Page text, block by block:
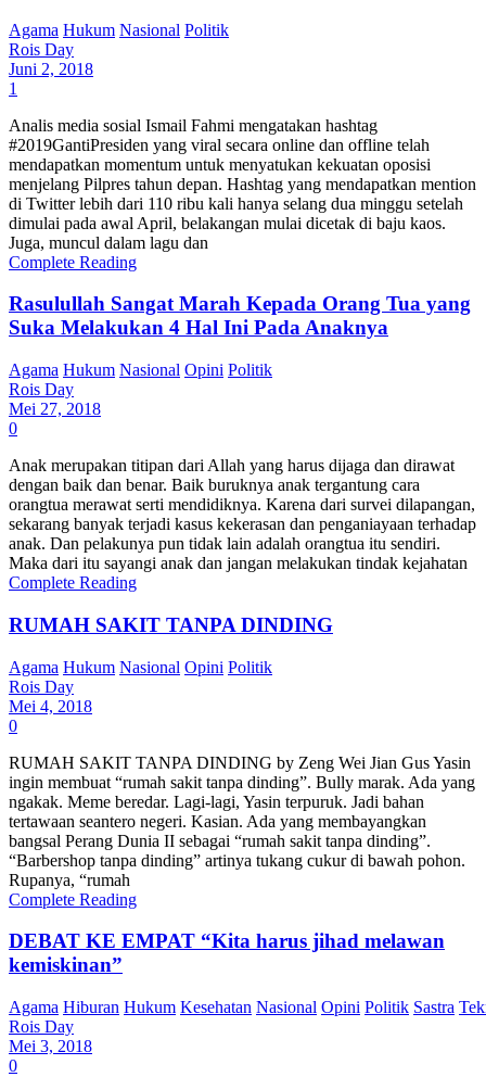
Agama Hukum Nasional Politik
Rois Day
Juni 2, 2018
1
Analis media sosial Ismail Fahmi mengatakan hashtag
#2019GantiPresiden yang viral secara online dan offline telah
mendapatkan momentum untuk menyatukan kekuatan oposisi
menjelang Pilpres tahun depan. Hashtag yang mendapatkan mention
di Twitter lebih dari 110 ribu kali hanya selang dua minggu setelah
dimulai pada awal April, belakangan mulai dicetak di baju kaos.
Juga, muncul dalam lagu dan
Complete Reading
Rasulullah Sangat Marah Kepada Orang Tua yang
Suka Melakukan 4 Hal Ini Pada Anaknya
Agama Hukum Nasional Opini Politik
Rois Day
Mei 27, 2018
0
Anak merupakan titipan dari Allah yang harus dijaga dan dirawat
dengan baik dan benar. Baik buruknya anak tergantung cara
orangtua merawat serti mendidiknya. Karena dari survei dilapangan,
sekarang banyak terjadi kasus kekerasan dan penganiayaan terhadap
anak. Dan pelakunya pun tidak lain adalah orangtua itu sendiri.
Maka dari itu sayangi anak dan jangan melakukan tindak kejahatan
Complete Reading
RUMAH SAKIT TANPA DINDING
Agama Hukum Nasional Opini Politik
Rois Day
Mei 4, 2018
0
RUMAH SAKIT TANPA DINDING by Zeng Wei Jian Gus Yasin
ingin membuat “rumah sakit tanpa dinding”. Bully marak. Ada yang
ngakak. Meme beredar. Lagi-lagi, Yasin terpuruk. Jadi bahan
tertawaan seantero negeri. Kasian. Ada yang membayangkan
bangsal Perang Dunia II sebagai “rumah sakit tanpa dinding”.
“Barbershop tanpa dinding” artinya tukang cukur di bawah pohon.
Rupanya, “rumah
Complete Reading
DEBAT KE EMPAT “Kita harus jihad melawan
kemiskinan”
Agama Hiburan Hukum Kesehatan Nasional Opini Politik Sastra
Rois Day
Mei 3, 2018
0